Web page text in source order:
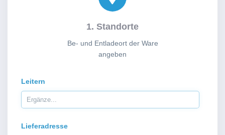
1. Standorte
Be- und Entladeort der Ware
angeben
Leitern
Lieferadresse